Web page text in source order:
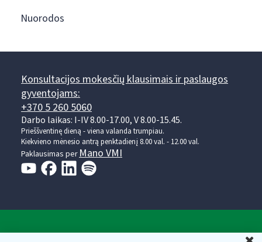
Nuorodos
Konsultacijos mokesčių klausimais ir paslaugos
gyventojams:
+370 5 260 5060
Darbo laikas: I-IV 8.00-17.00, V 8.00-15.45.
Prieššventinę dieną - viena valanda trumpiau.
Kiekvieno mėnesio antrą penktadienį 8.00 val. - 12.00 val.
Paklausimas perMano VMI
Valstybinė mokesčių inspekcija prie Lietuvos